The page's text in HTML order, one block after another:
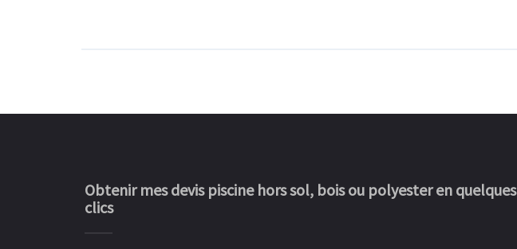
Obtenir mes devis piscine hors sol, bois ou polyester en quelques
clics